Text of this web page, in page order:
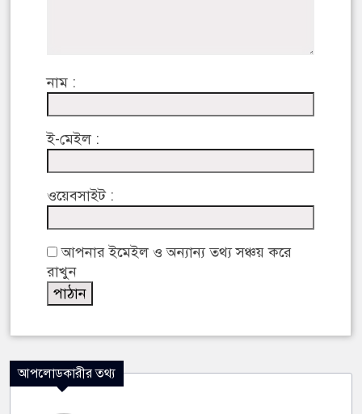
নাম :
ই-মেইল :
ওয়েবসাইট :
আপনার ইমেইল ও অন্যান্য তথ্য সঞ্চয় করে
রাখুন
আপলোডকারীর তথ্য